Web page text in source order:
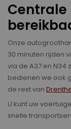
Centrale
Onze
30 minuten rijden
via de A37 en N34
bedienen we ook
de rest van
U kunt uw
snelle